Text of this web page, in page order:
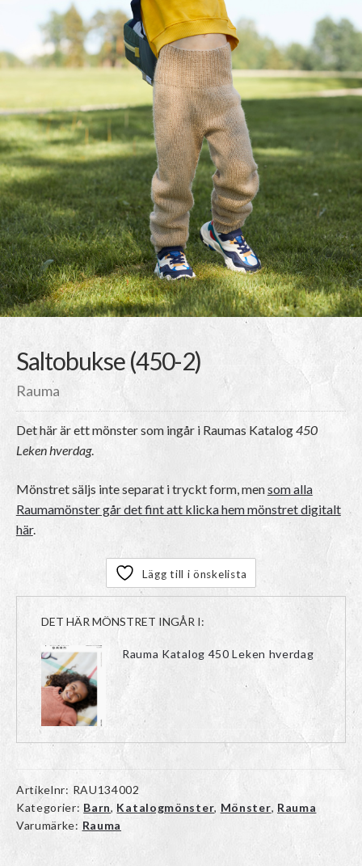
Saltobukse (450-2)
Rauma
Det här är ett mönster som ingår i Raumas Katalog450
Leken hverdag.
Mönstret säljs inte separat i tryckt form, mensom alla
Raumamönster går det fint att klicka hem mönstret digitalt
här.
Lägg till i önskelista
DET HÄR MÖNSTRET INGÅR I:
Rauma Katalog 450 Leken hverdag
Artikelnr: RAU134002
Kategorier: Barn, Katalogmönster, Mönster, Rauma
Varumärke: Rauma